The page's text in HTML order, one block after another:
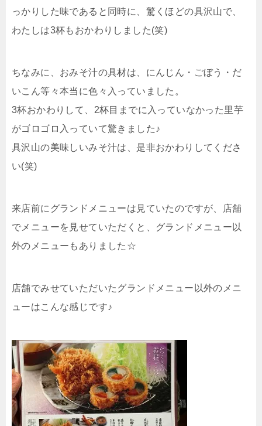
っかりした味であると同時に、驚くほどの具沢山で、
わたしは3杯もおかわりしました(笑)
ちなみに、おみそ汁の具材は、にんじん・ごぼう・だ
いこん等々本当に色々入っていました。
3杯おかわりして、2杯目までに入っていなかった里芋
がゴロゴロ入っていて驚きました♪
具沢山の美味しいみそ汁は、是非おかわりしてくださ
い(笑)
来店前にグランドメニューは見ていたのですが、店舗
でメニューを見せていただくと、グランドメニュー以
外のメニューもありました☆
店舗でみせていただいたグランドメニュー以外のメニ
ューはこんな感じです♪